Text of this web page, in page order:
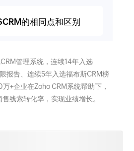
的相同点和区别
管理系统，连续14年入选
报告、连续5年入选福布斯CRM榜
+企业在Zoho CRM系统帮助下，
线索转化率，实现业绩增长。